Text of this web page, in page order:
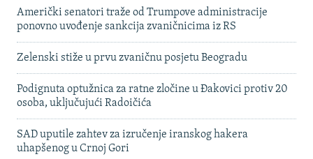
Američki senatori traže od Trumpove administracije
ponovno uvođenje sankcija zvaničnicima iz RS
Zelenski stiže u prvu zvaničnu posjetu Beogradu
Podignuta optužnica za ratne zločine u Đakovici protiv 20
osoba, uključujući Radoičića
SAD uputile zahtev za izručenje iranskog hakera
uhapšenog u Crnoj Gori